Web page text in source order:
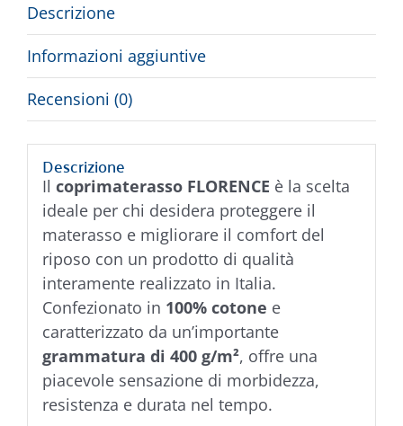
Descrizione
Informazioni aggiuntive
Recensioni (0)
Descrizione
Il coprimaterasso FLORENCE è la scelta
ideale per chi desidera proteggere il
materasso e migliorare il comfort del
riposo con un prodotto di qualità
interamente realizzato in Italia.
Confezionato in 100% cotone e
caratterizzato da un’importante
grammatura di 400 g/m², offre una
piacevole sensazione di morbidezza,
resistenza e durata nel tempo.